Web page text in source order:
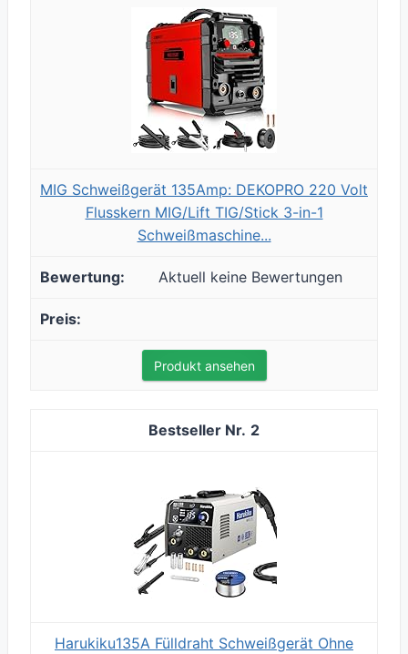
MIG Schweißgerät 135Amp: DEKOPRO 220 Volt
Flusskern MIG/Lift TIG/Stick 3-in-1
Schweißmaschine...
Aktuell keine Bewertungen
Produkt ansehen
2
Harukiku135A Fülldraht Schweißgerät Ohne